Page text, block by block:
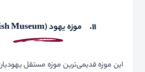
11. موزه‌یهود(
Museum
این موزه قدیمی‌ترین موزه مستقل